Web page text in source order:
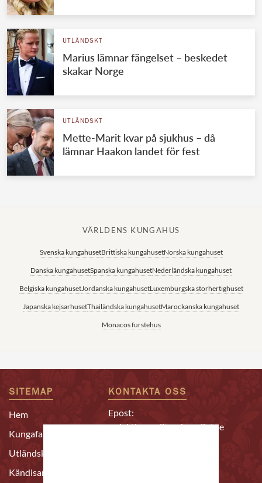
UTLÄNDSKT
Marius lämnar fängelset – beskedet
skakar Norge
UTLÄNDSKT
Mette-Marit kvar på sjukhus – då
lämnar Haakon landet för fest
VÄRLDENS KUNGAHUS
Svenska kungahusetBrittiska kungahusetNorska kungahuset
Danska kungahusetSpanska kungahusetNederländska kungahuset
Belgiska kungahusetJordanska kungahusetLuxemburgska storhertighuset
Japanska kejsarhusetThailändska kungahusetMarockanska kungahuset
Monacos furstehus
SITEMAP
Hem
Kungafamiljen
Utländskt
Kändisar
KONTAKTA OSS
Epost:
redaktion@alltomkungligt.se